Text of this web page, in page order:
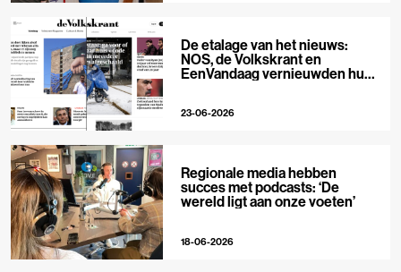
De etalage van het nieuws:
NOS, de Volkskrant en
EenVandaag vernieuwden hun
23-06-2026
Regionale media hebben
succes met podcasts: ‘De
wereld ligt aan onze voeten’
18-06-2026